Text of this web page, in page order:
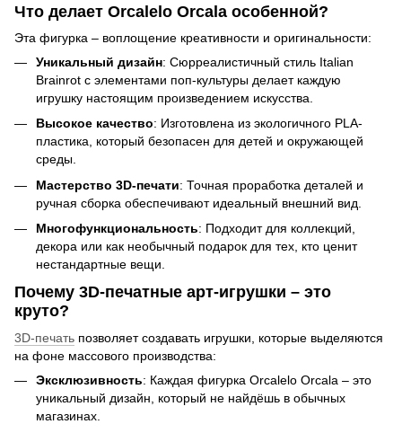
Что делает Orcalelo Orcala особенной?
Эта фигурка – воплощение креативности и оригинальности:
Уникальный дизайн: Сюрреалистичный стиль Italian
Brainrot с элементами поп-культуры делает каждую
игрушку настоящим произведением искусства.
Высокое качество: Изготовлена из экологичного PLA-
пластика, который безопасен для детей и окружающей
среды.
Мастерство 3D-печати: Точная проработка деталей и
ручная сборка обеспечивают идеальный внешний вид.
Многофункциональность: Подходит для коллекций,
декора или как необычный подарок для тех, кто ценит
нестандартные вещи.
Почему 3D-печатные арт-игрушки – это
круто?
3D-печать позволяет создавать игрушки, которые выделяются
на фоне массового производства:
Эксклюзивность: Каждая фигурка Orcalelo Orcala – это
уникальный дизайн, который не найдёшь в обычных
магазинах.